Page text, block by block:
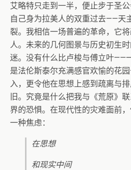
艾略特只走到一半，便止步于圣
自己身为拉美人的双重过去——天
裂。我相信一场普遍的革命，它
人。未来的几何图景与历史初生
迷。没有什么比卢梭与傅立叶——
是法伦斯泰尔充满感官欢愉的花
入，更令他在思想上感到疏离与
旧。究竟是什么把我与《荒原》
界的恐惧。在现代性的灾难面前
一种焦虑：
在思想
和现实中间